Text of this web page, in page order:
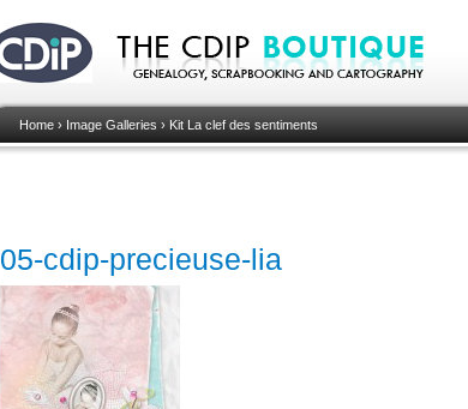
Home› Image Galleries › Kit La clef des sentiments
05-cdip-precieuse-lia